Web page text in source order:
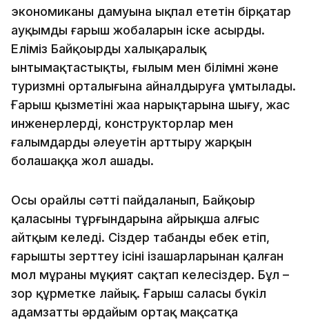
экономиканың дамуына ықпал ететін бірқатар
ауқымды ғарыш жобаларын іске асырды.
Еліміз Байқоңырды халықаралық
ынтымақтастықтың, ғылым мен білімнің және
туризмнің орталығына айналдыруға ұмтылады.
Ғарыш қызметінің жаңа нарықтарына шығу, жас
инженерлердің, конструкторлар мен
ғалымдардың әлеуетін арттыру жарқын
болашаққа жол ашады.
Осы орайлы сәтті пайдаланып, Байқоңыр
қаласының тұрғындарына айрықша алғыс
айтқым келеді. Сіздер табанды еңбек етіп,
ғарышты зерттеу ісінің ізашарларынан қалған
мол мұраны мұқият сақтап келесіздер. Бұл –
зор құрметке лайық. Ғарыш саласы бүкіл
адамзатты әрдайым ортақ мақсатқа